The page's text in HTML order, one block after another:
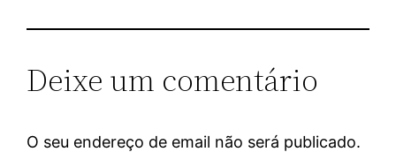
Deixe um comentário
O seu endereço de email não será publicado.